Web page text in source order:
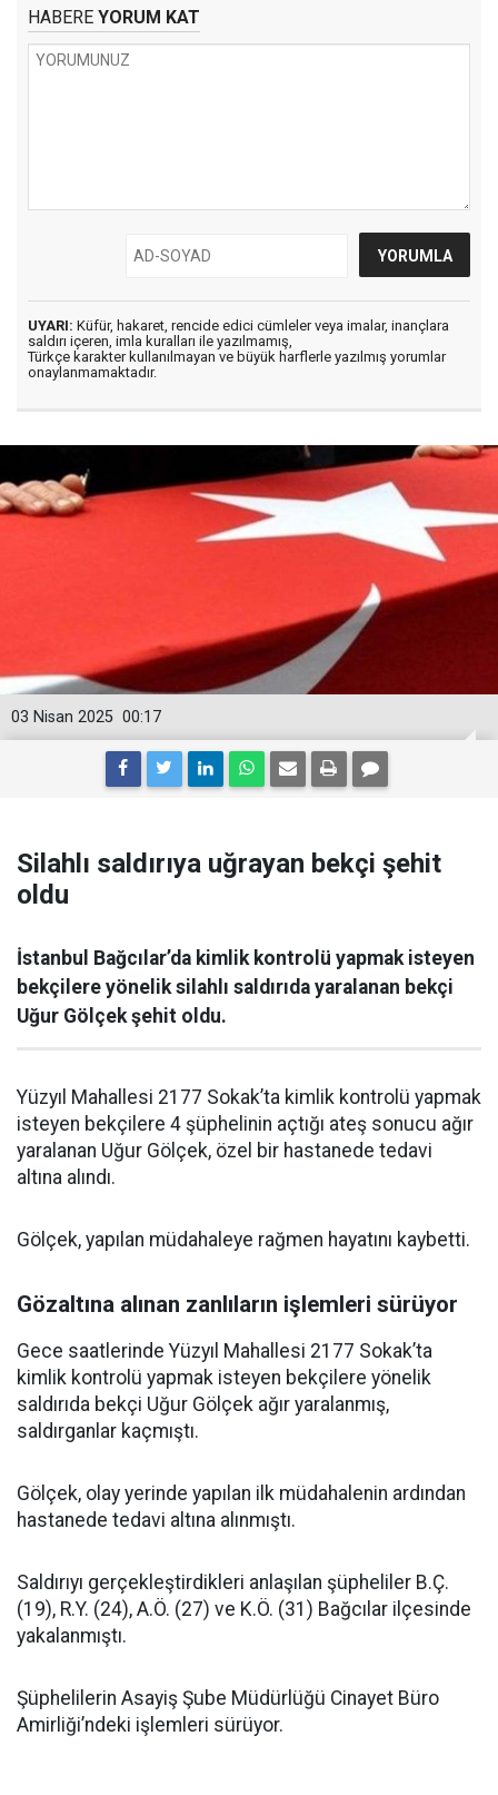
HABERE YORUM KAT
UYARI: Küfür, hakaret, rencide edici cümleler veya imalar, inançlara
saldırı içeren, imla kuralları ile yazılmamış,
Türkçe karakter kullanılmayan ve büyük harflerle yazılmış yorumlar
onaylanmamaktadır.
00:17
03 Nisan 2025
Silahlı saldırıya uğrayan bekçi şehit
oldu
İstanbul Bağcılar’da kimlik kontrolü yapmak isteyen
bekçilere yönelik silahlı saldırıda yaralanan bekçi
Uğur Gölçek şehit oldu.
Yüzyıl Mahallesi 2177 Sokak’ta kimlik kontrolü yapmak
isteyen bekçilere 4 şüphelinin açtığı ateş sonucu ağır
yaralanan Uğur Gölçek, özel bir hastanede tedavi
altına alındı.
Gölçek, yapılan müdahaleye rağmen hayatını kaybetti.
Gözaltına alınan zanlıların işlemleri sürüyor
Gece saatlerinde Yüzyıl Mahallesi 2177 Sokak’ta
kimlik kontrolü yapmak isteyen bekçilere yönelik
saldırıda bekçi Uğur Gölçek ağır yaralanmış,
saldırganlar kaçmıştı.
Gölçek, olay yerinde yapılan ilk müdahalenin ardından
hastanede tedavi altına alınmıştı.
Saldırıyı gerçekleştirdikleri anlaşılan şüpheliler B.Ç.
(19), R.Y. (24), A.Ö. (27) ve K.Ö. (31) Bağcılar ilçesinde
yakalanmıştı.
Şüphelilerin Asayiş Şube Müdürlüğü Cinayet Büro
Amirliği’ndeki işlemleri sürüyor.